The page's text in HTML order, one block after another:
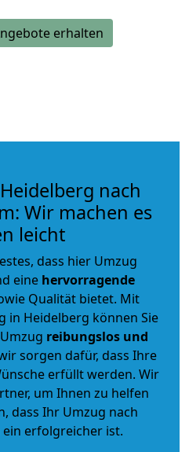
erhalten
nach
Wir machen es
leicht
dass hier Umzug
eine hervorragende
Qualität bietet. Mit
in Heidelberg können Sie
reibungslos und
sorgen dafür, dass Ihre
erfüllt werden. Wir
um Ihnen zu helfen
dass Ihr Umzug nach
erfolgreicher ist.